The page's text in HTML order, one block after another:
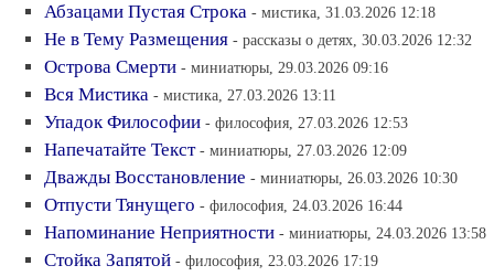
Абзацами Пустая Строка - мистика, 31.03.2026 12:18
Не в Тему Размещения - рассказы о детях, 30.03.2026 12:32
Острова Смерти - миниатюры, 29.03.2026 09:16
Вся Мистика - мистика, 27.03.2026 13:11
Упадок Философии - философия, 27.03.2026 12:53
Напечатайте Текст - миниатюры, 27.03.2026 12:09
Дважды Восстановление - миниатюры, 26.03.2026 10:30
Отпусти Тянущего - философия, 24.03.2026 16:44
Напоминание Неприятности - миниатюры, 24.03.2026 13:58
Стойка Запятой - философия, 23.03.2026 17:19